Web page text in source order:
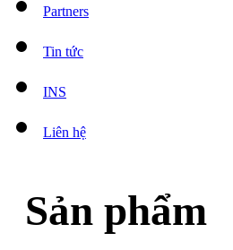
Partners
Tin tức
INS
Liên hệ
Sản phẩm